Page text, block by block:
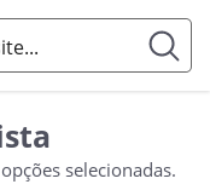
selecionadas.